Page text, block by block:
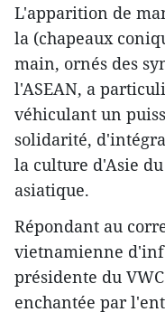
L'apparition de
la (chapeaux
main, ornés des
l'ASEAN, a
véhiculant un
solidarité,
la culture d'Asie
asiatique.
Répondant au
vietnamienne
présidente du
enchantée par